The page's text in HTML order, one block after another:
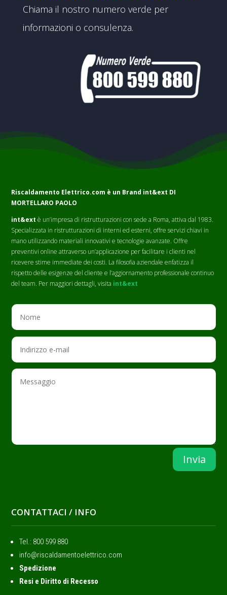
Chiama il nostro numero verde per
informazioni o consulenza.
Riscaldamento Elettrico.com è un Brand int&ext DI
MORTELLARO PAOLO
int&ext è un’impresa di ristrutturazioni con sede a Roma, attiva dal 1983.
Specializzata in ristrutturazioni di interni ed esterni, offre servizi chiavi in
mano utilizzando materiali innovativi e tecnologie avanzate. Offre
preventivi online attraverso un’applicazione per facilitare i clienti nel
ricevere stime immediate dei costi. La filosofia aziendale enfatizza il
rispetto delle esigenze del cliente e l’aggiornamento professionale continuo
del team. Per maggiori dettagli, visita int&ext
Invia
CONTATTACI / INFO
Tel.: ‭800 599 880
info@riscaldamentoelettrico.com
Spedizione
Resi e Diritto di Recesso